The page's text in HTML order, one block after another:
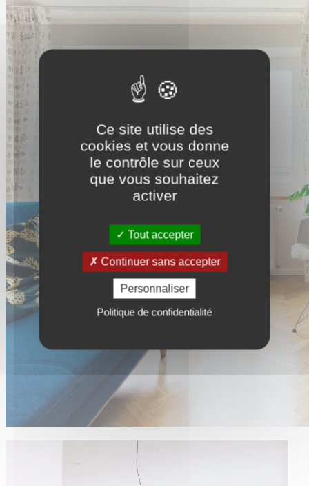
Ce site utilise des
cookies et vous donne
le contrôle sur ceux
que vous souhaitez
activer
Tout accepter
Continuer sans accepter
Personnaliser
Politique de confidentialité